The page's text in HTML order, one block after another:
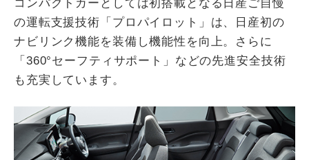
コンパクトカーとしては初搭載となる日産ご自慢
の運転支援技術「プロパイロット」は、日産初の
ナビリンク機能を装備し機能性を向上。さらに
「360°セーフティサポート」などの先進安全技術
も充実しています。